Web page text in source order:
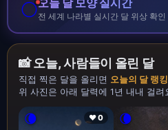
🌕오늘 달 모양 실시간
전 세계 나라별 실시간 달 위상 확인
📸 오늘, 사람들이 올린 달
직접 찍은 달을 올리면 오늘의 달 랭
위 사진은 아래 달력에 1년 내내 걸려
🌘 ❤ 0 🌘